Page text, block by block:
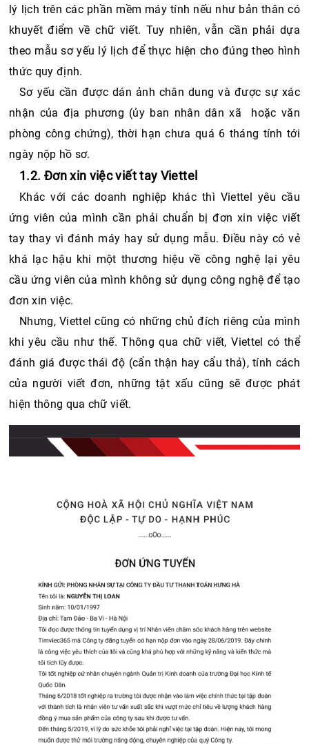
lý lịch trên các phần mềm máy tính nếu như bản thân có
khuyết điểm về chữ viết. Tuy nhiên, vẫn cần phải dựa
theo mẫu sơ yếu lý lịch để thực hiện cho đúng theo hình
thức quy định.
Sơ yếu cần được dán ảnh chân dung và được sự xác
nhận của địa phương (ủy ban nhân dân xã  hoặc văn
phòng công chứng), thời hạn chưa quá 6 tháng tính tới
ngày nộp hồ sơ.
1.2. Đơn xin việc viết tay Viettel
Khác với các doanh nghiệp khác thì Viettel yêu cầu
ứng viên của mình cần phải chuẩn bị đơn xin việc viết
tay thay vì đánh máy hay sử dụng mẫu. Điều này có vẻ
khá lạc hậu khi một thương hiệu về công nghệ lại yêu
cầu ứng viên của mình không sử dụng công nghệ để tạo
đơn xin việc.
Nhưng, Viettel cũng có những chủ đích riêng của mình
khi yêu cầu như thế. Thông qua chữ viết, Viettel có thể
đánh giá được thái độ (cẩn thận hay cẩu thả), tính cách
của người viết đơn, những tật xấu cũng sẽ được phát
hiện thông qua chữ viết.